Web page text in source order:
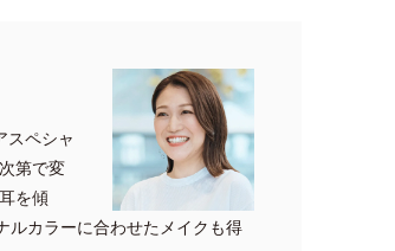
スペシャ
第で変
を傾
ルカラーに合わせたメイクも得